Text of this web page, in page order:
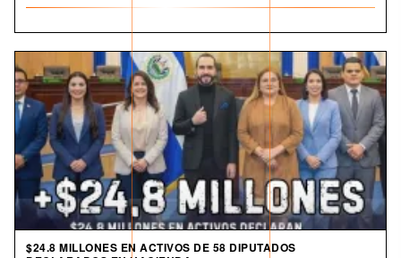
$24.8 MILLONES EN ACTIVOS DE 58 DIPUTADOS